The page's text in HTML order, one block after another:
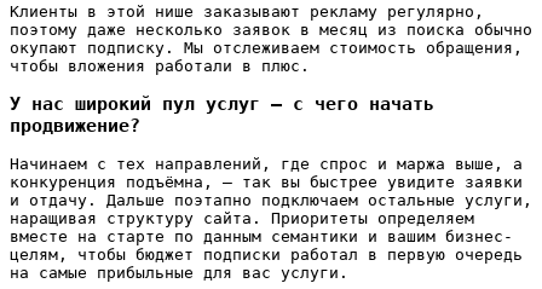
Клиенты в этой нише заказывают рекламу регулярно,
поэтому даже несколько заявок в месяц из поиска обычно
окупают подписку. Мы отслеживаем стоимость обращения,
чтобы вложения работали в плюс.
У нас широкий пул услуг — с чего начать
продвижение?
Начинаем с тех направлений, где спрос и маржа выше, а
конкуренция подъёмна, — так вы быстрее увидите заявки
и отдачу. Дальше поэтапно подключаем остальные услуги,
наращивая структуру сайта. Приоритеты определяем
вместе на старте по данным семантики и вашим бизнес-
целям, чтобы бюджет подписки работал в первую очередь
на самые прибыльные для вас услуги.